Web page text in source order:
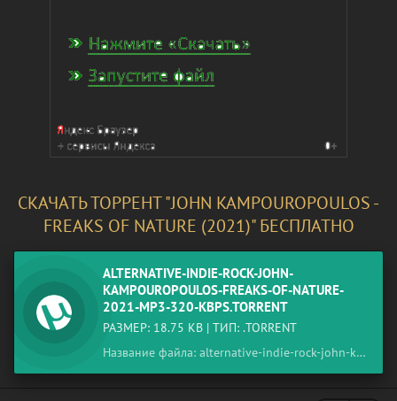
СКАЧАТЬ ТОРРЕНТ "JOHN KAMPOUROPOULOS -
FREAKS OF NATURE (2021)" БЕСПЛАТНО
ALTERNATIVE-INDIE-ROCK-JOHN-
KAMPOUROPOULOS-FREAKS-OF-NATURE-
2021-MP3-320-KBPS.TORRENT
РАЗМЕР: 18.75 KB | ТИП: .TORRENT
Название файла: alternative-indie-rock-john-kampouropoulos-freaks-of-nature-2021-mp3-320-kbps.torrent